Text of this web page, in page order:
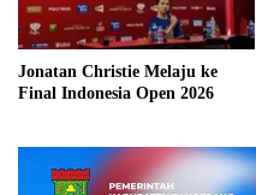
Jonatan Christie Melaju ke
Final Indonesia Open 2026